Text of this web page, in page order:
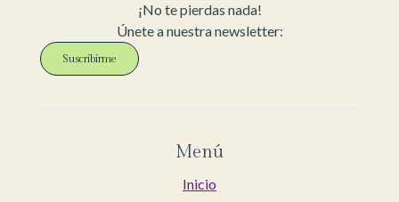
¡No te pierdas nada!
Únete a nuestra newsletter:
Suscribirme
Menú
Inicio